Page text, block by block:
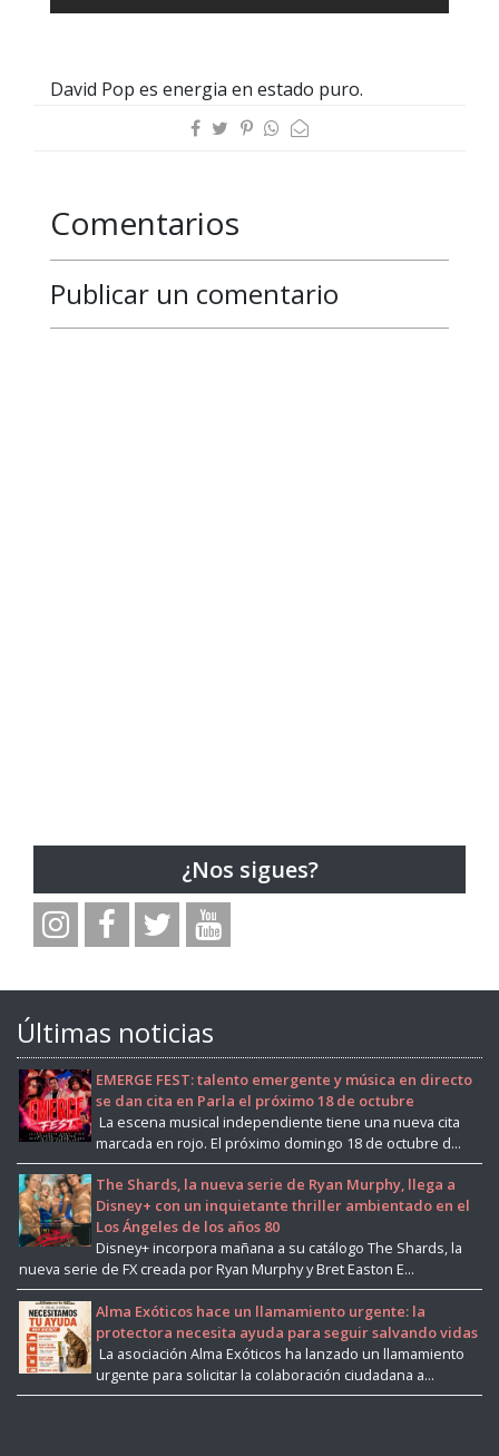
David Pop es energia en estado puro.
Comentarios
Publicar un comentario
¿Nos sigues?
Últimas noticias
EMERGE FEST: talento emergente y música en directo
se dan cita en Parla el próximo 18 de octubre
La escena musical independiente tiene una nueva cita
marcada en rojo. El próximo domingo 18 de octubre d...
The Shards, la nueva serie de Ryan Murphy, llega a
Disney+ con un inquietante thriller ambientado en el
Los Ángeles de los años 80
Disney+ incorpora mañana a su catálogo The Shards, la
nueva serie de FX creada por Ryan Murphy y Bret Easton E...
Alma Exóticos hace un llamamiento urgente: la
protectora necesita ayuda para seguir salvando vidas
La asociación Alma Exóticos ha lanzado un llamamiento
urgente para solicitar la colaboración ciudadana a...